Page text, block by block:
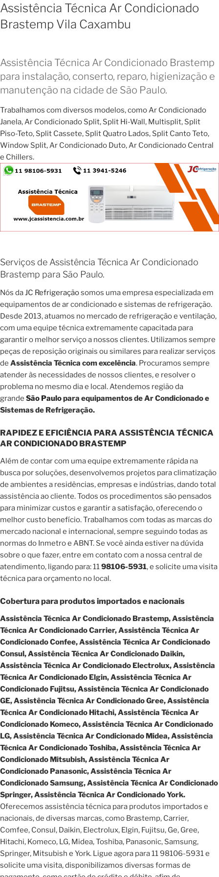
Assistência Técnica Ar Condicionado
Brastemp Vila Caxambu
Assistência Técnica Ar Condicionado Brastemp
para instalação, conserto, reparo, higienização e
manutenção na cidade de São Paulo.
Trabalhamos com diversos modelos, como Ar Condicionado
Janela, Ar Condicionado Split, Split Hi-Wall, Multisplit, Split
Piso-Teto, Split Cassete, Split Quatro Lados, Split Canto Teto,
Window Split, Ar Condicionado Duto, Ar Condicionado Central
e Chillers.
Serviços de Assistência Técnica Ar Condicionado
Brastemp para São Paulo.
Nós daJC Refrigeraçãosomos uma empresa especializada em
equipamentos de ar condicionado e sistemas de refrigeração.
Desde 2013, atuamos no mercado de refrigeração e ventilação,
com uma equipe técnica extremamente capacitada para
garantir o melhor serviço a nossos clientes. Utilizamos sempre
peças de reposição originais ou similares para realizar serviços
de Assistência Técnica com excelência. Procuramos sempre
atender às necessidades de nossos clientes, e resolver o
problema no mesmo dia e local. Atendemos região da
grande São Paulopara equipamentos de Ar Condicionado e
Sistemas de Refrigeração.
RAPIDEZ E EFICIÊNCIA PARA ASSISTÊNCIA TÉCNICA
AR CONDICIONADO BRASTEMP
Além de contar com uma equipe extremamente rápida na
busca por soluções, desenvolvemos projetos para climatização
de ambientes a residências, empresas e indústrias, dando total
assistência ao cliente. Todos os procedimentos são pensados
para minimizar custos e garantir a satisfação, oferecendo o
melhor custo benefício. Trabalhamos com todas as marcas do
mercado nacional e internacional, sempre seguindo todas as
normas do Inmetro e ABNT. Se você ainda estiver na dúvida
sobre o que fazer, entre em contato com a nossa central de
atendimento, ligando para: 1198106-5931, e solicite uma visita
técnica para orçamento no local.
Cobertura para produtos importados e nacionais
Assistência Técnica Ar Condicionado Brastemp, Assistência
Técnica Ar Condicionado Carrier, Assistência Técnica Ar
Condicionado Confee, Assistência Técnica Ar Condicionado
Consul, Assistência Técnica Ar Condicionado Daikin,
Assistência Técnica Ar Condicionado Electrolux, Assistência
Técnica Ar Condicionado Elgin, Assistência Técnica Ar
Condicionado Fujitsu, Assistência Técnica Ar Condicionado
GE, Assistência Técnica Ar Condicionado Gree, Assistência
Técnica Ar Condicionado Hitachi, Assistência Técnica Ar
Condicionado Komeco, Assistência Técnica Ar Condicionado
LG, Assistência Técnica Ar Condicionado Midea, Assistência
Técnica Ar Condicionado Toshiba, Assistência Técnica Ar
Condicionado Mitsubish, Assistência Técnica Ar
Condicionado Panasonic, Assistência Técnica Ar
Condicionado Samsung, Assistência Técnica Ar Condicionado
Springer, Assistência Técnica Ar Condicionado York.
Oferecemos assistência técnica para produtos importados e
nacionais, de diversas marcas, como Brastemp, Carrier,
Comfee, Consul, Daikin, Electrolux, Elgin, Fujitsu, Ge, Gree,
Hitachi, Komeco, LG, Midea, Toshiba, Panasonic, Samsung,
Springer, Mitsubish e York. Ligue agora para 11 98106-5931 e
solicite uma visita, disponibilizamos diversas formas de